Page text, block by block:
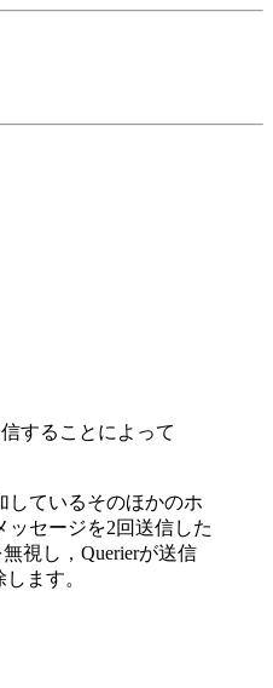
することによって
しているそのほかのホ
ッセージを2回送信した
視し，Querierが送信
ます。